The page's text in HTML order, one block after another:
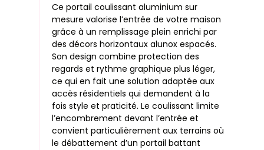
Ce portail coulissant aluminium sur
mesure valorise l’entrée de votre maison
grâce à un remplissage plein enrichi par
des décors horizontaux alunox espacés.
Son design combine protection des
regards et rythme graphique plus léger,
ce qui en fait une solution adaptée aux
accès résidentiels qui demandent à la
fois style et praticité. Le coulissant limite
l’encombrement devant l’entrée et
convient particulièrement aux terrains où
le débattement d’un portail battant